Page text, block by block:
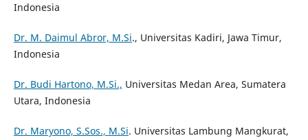
Indonesia
Dr. M. Daimul Abror, M.Si., Universitas Kadiri, Jawa Timur,
Indonesia
Dr. Budi Hartono, M.Si., Universitas Medan Area, Sumatera
Utara, Indonesia
Dr. Maryono, S.Sos., M.Si. Universitas Lambung Mangkurat,